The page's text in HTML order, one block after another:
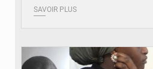
SAVOIR PLUS